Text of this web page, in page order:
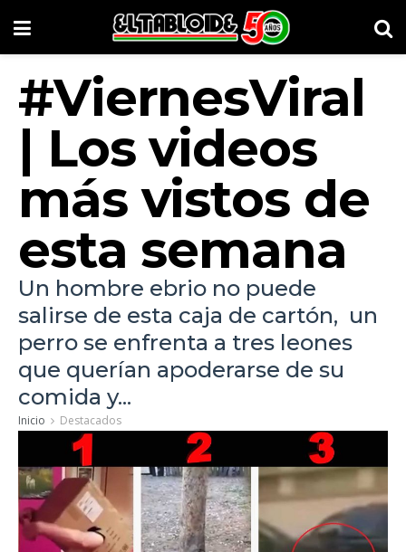
#‎ViernesViral‬
| Los videos
más vistos de
esta semana
Un hombre ebrio no puede
salirse de esta caja de cartón, un
perro se enfrenta a tres leones
que querían apoderarse de su
comida y...
Inicio Destacados